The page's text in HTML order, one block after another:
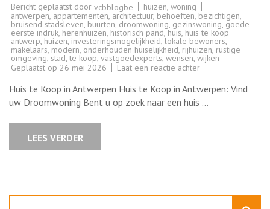
Bericht geplaatst door vcbblogbe huizen, woning
antwerpen, appartementen, architectuur, behoeften, bezichtigen,
bruisend stadsleven, buurten, droomwoning, gezinswoning, goede
eerste indruk, herenhuizen, historisch pand,huis, huis te koop
antwerp, huizen, investeringsmogelijkheid, lokale bewoners,
makelaars, modern, onderhouden huiselijkheid, rijhuizen, rustige
omgeving, stad,te koop, vastgoedexperts, wensen, wijken
Geplaatst op 26 mei 2026 Laat een reactie achterop
te
in
Huis te Koop in Antwerpen Huis te Koop in Antwerpen: Vind
uw Droomwoning Bent u op zoek naar een huis …
LEES VERDER